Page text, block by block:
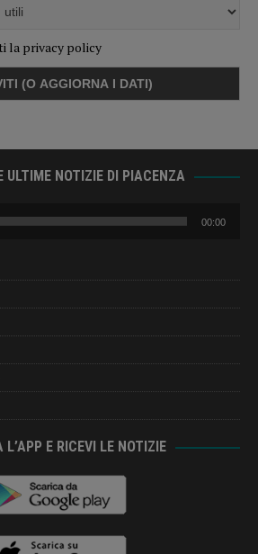
la privacy policy
ULTIME NOTIZIE DI PIACENZA
00:00
L’APP E RICEVI LE NOTIZIE